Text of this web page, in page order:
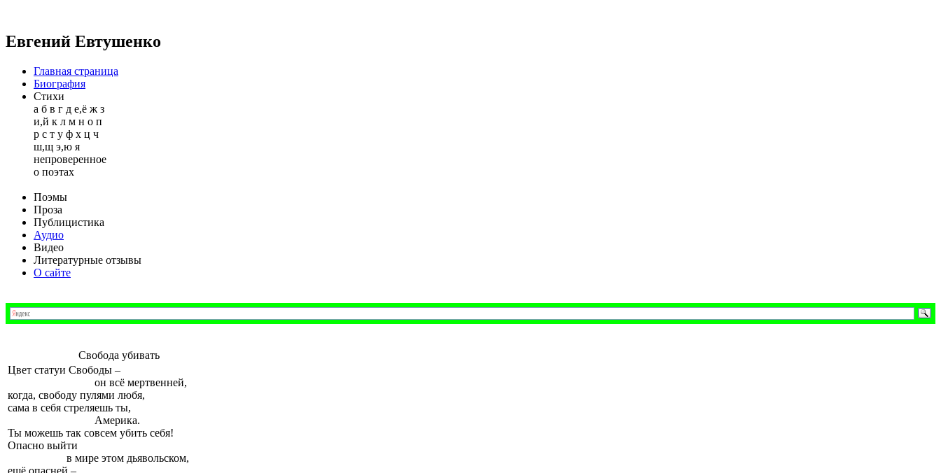
Евгений Евтушенко
Главная страница
Биография
Стихи
а б в г д е,ё ж з
и,й к л м н о п
р с т у ф х ц ч
ш,щ э,ю я
непроверенное
о поэтах
Поэмы
Проза
Публицистика
Аудио
Видео
Литературные отзывы
О сайте
Свобода убивать
Цвет статуи Свободы –
он всё мертвенней,
когда, свободу пулями любя,
сама в себя стреляешь ты,
Америка.
Ты можешь так совсем убить себя!
Опасно выйти
в мире этом дьявольском,
ещё опасней –